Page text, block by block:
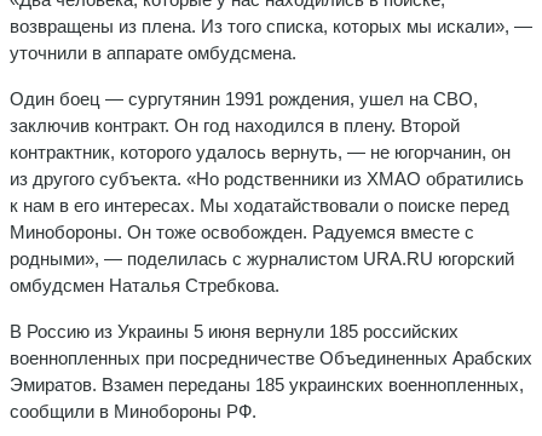
возвращены из плена. Из того списка, которых мы искали», —
уточнили в аппарате омбудсмена.
Один боец — сургутянин 1991 рождения, ушел на СВО,
заключив контракт. Он год находился в плену. Второй
контрактник, которого удалось вернуть, — не югорчанин, он
из другого субъекта. «Но родственники из ХМАО обратились
к нам в его интересах. Мы ходатайствовали о поиске перед
Минобороны. Он тоже освобожден. Радуемся вместе с
родными», — поделилась с журналистом URA.RU югорский
омбудсмен Наталья Стребкова.
В Россию из Украины 5 июня вернули 185 российских
военнопленных при посредничестве Объединенных Арабских
Эмиратов. Взамен переданы 185 украинских военнопленных,
сообщили в Минобороны РФ.